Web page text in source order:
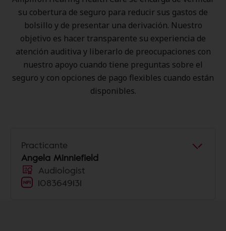
su cobertura de seguro para reducir sus gastos de
bolsillo y de presentar una derivación. Nuestro
objetivo es hacer transparente su experiencia de
atención auditiva y liberarlo de preocupaciones con
nuestro apoyo cuando tiene preguntas sobre el
seguro y con opciones de pago flexibles cuando están
disponibles.
Practicante
Angela Minniefield
Audiologist
1083649131